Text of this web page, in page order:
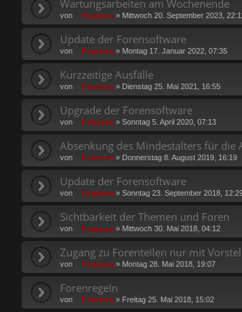
Wartungsarbeiten am Wochenende
von Fanchen » Mittwoch 20. September 2023,
Update der Forensoftware
von Fanchen » Montag 17. Januar 2022, 07:35
Kurzzeitige Ausfälle
von Fanchen » Dienstag 25. Mai 2021, 16:55
Upgrade der Forensoftware
von Fanchen » Sonntag 5. April 2020, 07:13
Absenkung des Mindestalters für die
von Fanchen » Donnerstag 8. August 2019, 16:19
Update der Forensoftware
von Fanchen » Sonntag 23. September 2018,
Sichtbarkeit der Themen und Foren
von Fanchen » Mittwoch 30. Mai 2018, 04:12
Zugang zu Forenteilen nur mit
von Fanchen » Montag 28. Mai 2018, 19:07
Forenregeln
von Fanchen » Freitag 25. Mai 2018, 15:02